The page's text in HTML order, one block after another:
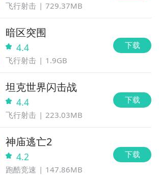
飞行射击 729.37MB
暗区突围
4.4
飞行射击 1.9GB
下载
坦克世界闪击战
4.4
飞行射击 223.03MB
下载
神庙逃亡2
4.2
跑酷竞速 147.86MB
下载